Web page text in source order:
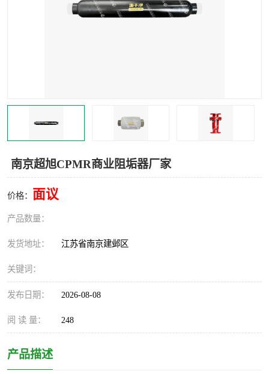
南京超旭CPMR商业阻垢器厂家
价格： 面议
产品数量：
发货地址： 江苏省南京建邺区
关键词：
发布日期： 2026-08-08
阅 读 量： 248
产品描述
CPMR商用防垢器/家用防